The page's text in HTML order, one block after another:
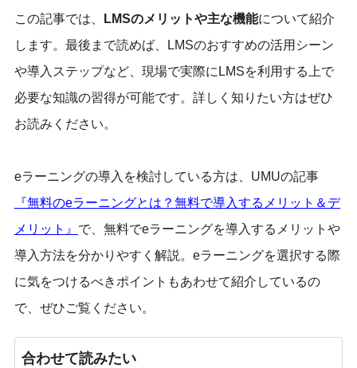
この記事では、
LMSのメリットや主な機能について紹介
します。最後まで読めば、LMSのおすすめの活用シーン
や導入ステップなど、現場で実際にLMSを利用する上で
必要な知識の習得が可能です。詳しく知りたい方はぜひ
お読みください。
eラーニングの導入を検討している方は、UMUの記事
『無料のeラーニングとは？無料で導入するメリット＆デ
メリット』 で、無料でeラーニングを導入するメリットや
導入方法を分かりやすく解説。eラーニングを選択する際
に気をつけるべきポイントもあわせて紹介しているの
で、ぜひご覧ください。
合わせて読みたい